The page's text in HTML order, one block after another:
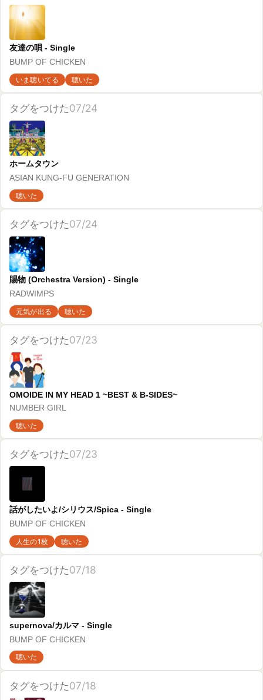
タグをつけた
BUMP OF CHICKEN
タグをつけた
ワールドアパート - Single
ASIAN KUNG-FU GENERATION
元気が出る 聴いた
タグをつけた
クロノスタシス - Single
BUMP OF CHICKEN
久々に聴いた 聴いた
タグをつけた07/13
ハルジオン - Single
BUMP OF CHICKEN
聴いた
タグをつけた 07/13
シュプレヒコール - Single
RADWIMPS
タグをつけた07/06
見っけ
元気が出る 聴いた
タグをつけた